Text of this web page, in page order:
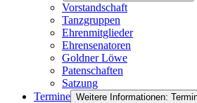
Vorstandschaft
Tanzgruppen
Ehrenmitglieder
Ehrensenatoren
Goldner Löwe
Patenschaften
Satzung
Termine Weitere Informationen: